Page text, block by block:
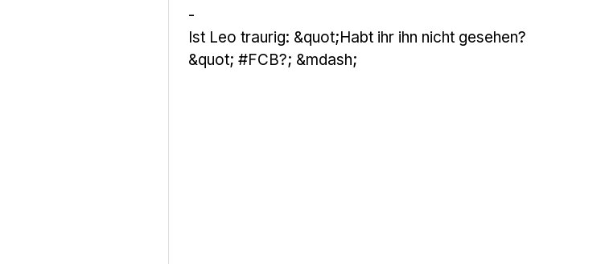
-
Ist Leo traurig: &quot;Habt ihr ihn nicht gesehen?
&quot; #FCB?; &mdash;